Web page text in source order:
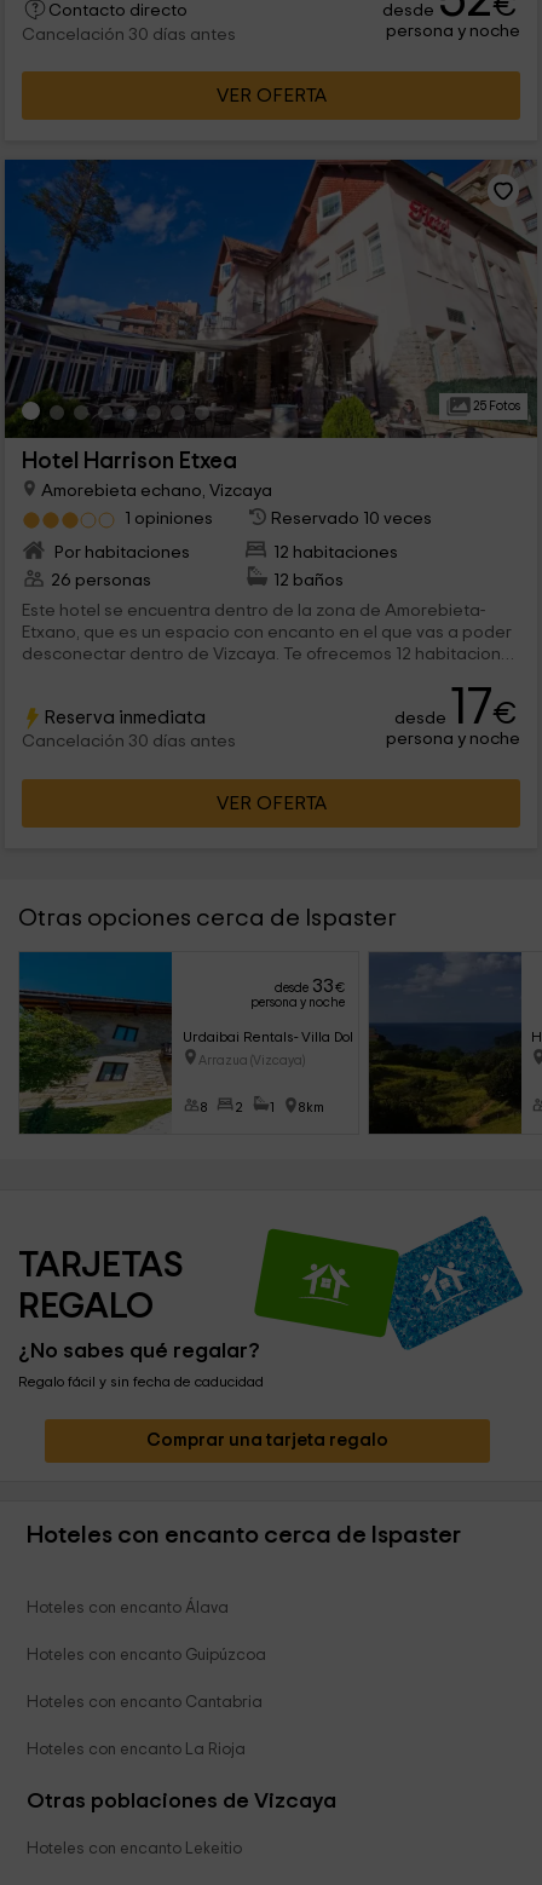
alojas con nosotros querrás volver a repetir la experiencia.
Contacto directo
Cancelación 30 días antes
desde
persona y noche
VER OFERTA
25 Fotos
Hotel Harrison Etxea
Amorebieta echano, Vizcaya
1 opiniones
Reservado 10 veces
Por habitaciones
12 habitaciones
26 personas
12 baños
Este hotel se encuentra dentro de la zona de Amorebieta-
Etxano, que es un espacio con encanto en el que vas a poder
desconectar dentro de Vizcaya. Te ofrecemos 12 habitaciones
Reserva inmediata
Cancelación 30 días antes
desde 17€
persona y noche
VER OFERTA
Otras opciones cerca de Ispaster
desde 33€
persona y noche
Urdaibai Rentals- Villa Dolaretxe I
Arrazua (Vizcaya)
8 2 1 8km
TARJETAS
REGALO
¿No sabes qué regalar?
Regalo fácil y sin fecha de caducidad
Comprar una tarjeta regalo
Hoteles con encanto cerca de Ispaster
Hoteles con encanto Álava
Hoteles con encanto Guipúzcoa
Hoteles con encanto Cantabria
Hoteles con encanto La Rioja
Otras poblaciones de Vizcaya
Hoteles con encanto Lekeitio